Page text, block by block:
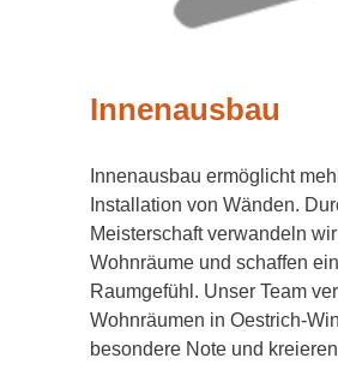
Innenausbau
Innenausbau ermöglicht
Installation von Wänden.
Meisterschaft verwandeln
Wohnräume und schaffen
Raumgefühl. Unser Team
Wohnräumen in Oestrich-
besondere Note und